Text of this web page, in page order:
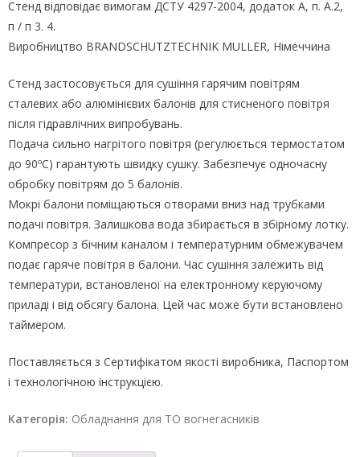
Стенд відповідає вимогам ДСТУ 4297-2004, додаток А, п. А.2,
п / п 3. 4.
Виробництво BRANDSCHUTZTECHNIK MULLER, Німеччина
Стенд застосовується для сушіння гарячим повітрям
сталевих або алюмінієвих балонів для стисненого повітря
після гідравлічних випробувань.
Подача сильно нагрітого повітря (регулюється термостатом
до 90ºС) гарантують швидку сушку. Забезпечує одночасну
обробку повітрям до 5 балонів.
Мокрі балони поміщаються отворами вниз над трубками
подачі повітря. Залишкова вода збирається в збірному лотку.
Компресор з бічним каналом і температурним обмежувачем
подає гаряче повітря в балони. Час сушіння залежить від
температури, встановленої на електронному керуючому
приладі і від обсягу балона. Цей час може бути встановлено
таймером.
Поставляється з Сертифікатом якості виробника, Паспортом
і технологічною інструкцією.
Категорія: Обладнання для ТО вогнегасників